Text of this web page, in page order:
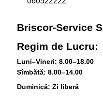
Briscor-Service
Regim de Lucru:
Luni–Vineri: 8.00–18.00
Sîmbătă: 8.00–14.00
Duminică: Zi liberă